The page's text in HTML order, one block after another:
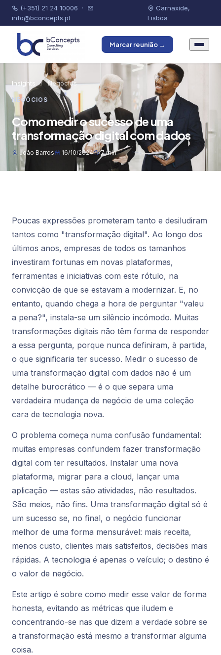
(+351) 21 24 10006 ·
info@bconcepts.pt
Carnaxide,
Lisboa
Marcar reunião →
Insights / Negócios
NEGÓCIOS
Como medir o sucesso de uma
transformação digital com dados
João Barros 16/10/2024 7 min
Poucas expressões prometeram tanto e desiludiram
tantos como "transformação digital". Ao longo dos
últimos anos, empresas de todos os tamanhos
investiram fortunas em novas plataformas,
ferramentas e iniciativas com este rótulo, na
convicção de que se estavam a modernizar. E, no
entanto, quando chega a hora de perguntar "valeu
a pena?", instala-se um silêncio incómodo. Muitas
transformações digitais não têm forma de responder
a essa pergunta, porque nunca definiram, à partida,
o que significaria ter sucesso. Medir o sucesso de
uma transformação digital com dados não é um
detalhe burocrático — é o que separa uma
verdadeira mudança de negócio de uma coleção
cara de tecnologia nova.
O problema começa numa confusão fundamental:
muitas empresas confundem fazer transformação
digital com ter resultados. Instalar uma nova
plataforma, migrar para a cloud, lançar uma
aplicação — estas são atividades, não resultados.
São meios, não fins. Uma transformação digital só é
um sucesso se, no final, o negócio funcionar
melhor de uma forma mensurável: mais receita,
menos custo, clientes mais satisfeitos, decisões mais
rápidas. A tecnologia é apenas o veículo; o destino é
o valor de negócio.
Este artigo é sobre como medir esse valor de forma
honesta, evitando as métricas que iludem e
concentrando-se nas que dizem a verdade sobre se
a transformação está mesmo a transformar alguma
coisa.